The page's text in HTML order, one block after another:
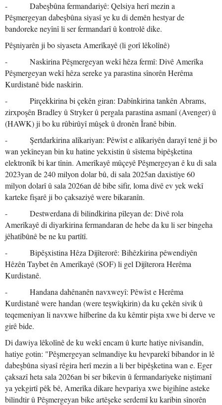
- Dabeşbûna fermandariyê: Qelsiya herî mezin a
Pêşmergeyan dabeşbûna siyasî ye ku di demên hestyar de
bandoreke neyînî li ser fermandarî û kontrolê dike.
Pêşniyarên ji bo siyaseta Amerîkayê (li gorî lêkolînê)
- Naskirina Pêşmergeyan wekî hêza fermî: Divê Amerîka
Pêşmergeyan wekî hêza sereke ya parastina sînorên Herêma
Kurdistanê bide naskirin.
- Pirçekkirina bi çekên giran: Dabînkirina tankên Abrams,
zirxpoşên Bradley û Stryker û pergala parastina asmanî (Avenger) û
(HAWK) ji bo ku rûbirûyî mûşek û dronên Îranê bibin.
- Şertdarkirina alîkariyan: Pêwîst e alîkariyên darayî tenê ji bo
wan yekîneyan bin ku hatine yekxistin û sîstema bipêşketina
elektronîk bi kar tînin. Amerîkayê mûçeyê Pêşmergeyan ê ku di sala
2023yan de 240 milyon dolar bû, di sala 2025an daxistiye 60
milyon dolarî û sala 2026an dê bibe sifir, loma divê ev yek wekî
karteke fişarê ji bo çaksaziyê were bikaranîn.
- Destwerdana di bilindkirina pîleyan de: Divê rola
Amerîkayê di diyarkirina fermandaran de hebe da ku li ser bingeha
jêhatîbûnê be ne ku partîtî.
- Bipêşxistina Hêza Dijîterorê: Bihêzkirina pêwendiyên
Hêzên Taybet ên Amerîkayê (SOF) li gel Dijîterora Herêma
Kurdistanê.
- Handana dahênanên navxweyî: Pêwîst e Herêma
Kurdistanê were handan (were teşwîqkirin) da ku çekên sivik û
teqemeniyan li navxwe hilberîne da ku kêmtir pişta xwe bi derve ve
girê bide.
Di dawiya lêkolînê de ku wekî encam û kurte hatiye nivîsandin,
hatiye gotin: "Pêşmergeyan selmandiye ku hevparekî bibandor in lê
dabeşbûna siyasî rêgira herî mezin a li ber bipêşketina wan e. Eger
çaksazî heta sala 2026an bi ser bikevin û fermandariyeke niştimanî
ya yekgirtî pêk bê, Amerîka dikare hevpariya xwe bigihîne asteke
bilindtir û Pêşmergeyan bike artêşeke serdemî ku karibin sînorên